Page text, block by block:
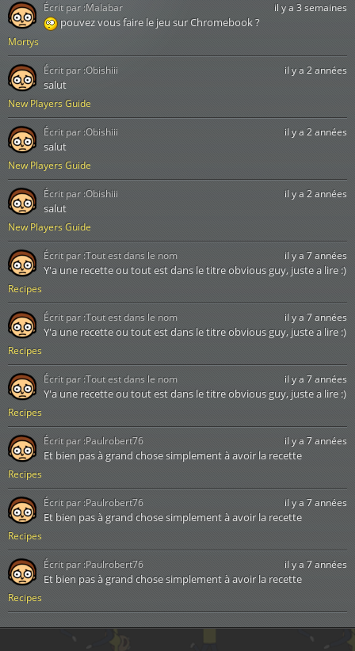
Mortys
il y a 3 semaines
pouvez vous faire le jeu sur Chromebook ?
Écrit par :Malabar
New Players Guide
il y a 2 années
salut
Écrit par :Obishiii
New Players Guide
il y a 2 années
salut
Écrit par :Obishiii
New Players Guide
il y a 2 années
salut
Écrit par :Obishiii
Recipes
il y a 7 années
Y'a une recette ou tout est dans le titre obvious guy, juste a lire :)
Écrit par :Tout est dans le nom
Recipes
il y a 7 années
Y'a une recette ou tout est dans le titre obvious guy, juste a lire :)
Écrit par :Tout est dans le nom
Recipes
il y a 7 années
Y'a une recette ou tout est dans le titre obvious guy, juste a lire :)
Écrit par :Tout est dans le nom
Recipes
il y a 7 années
Et bien pas à grand chose simplement à avoir la recette
Écrit par :Paulrobert76
Recipes
il y a 7 années
Et bien pas à grand chose simplement à avoir la recette
Écrit par :Paulrobert76
Recipes
il y a 7 années
Et bien pas à grand chose simplement à avoir la recette
Écrit par :Paulrobert76